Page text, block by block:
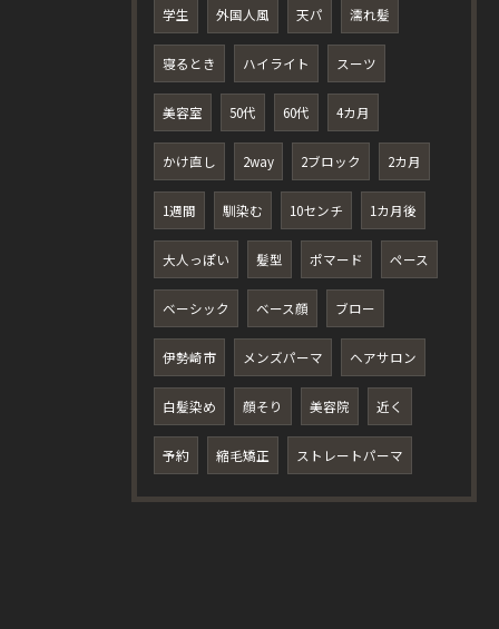
学生 外国人風 天パ 濡れ髪
寝るとき ハイライト スーツ
美容室 50代 60代 4カ月
かけ直し 2way 2ブロック 2カ月
1週間 馴染む 10センチ 1カ月後
大人っぽい 髪型 ポマード ペース
ベーシック ベース顔 ブロー
伊勢崎市 メンズパーマ ヘアサロン
白髪染め 顔そり 美容院 近く
予約 縮毛矯正 ストレートパーマ